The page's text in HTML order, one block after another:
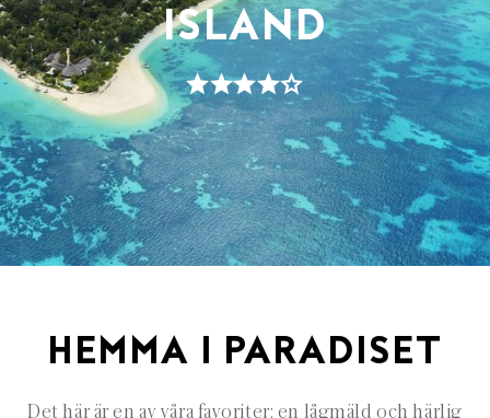
ISLAND
HEMMA I PARADISET
Det här är en av våra favoriter; en lågmäld och härlig